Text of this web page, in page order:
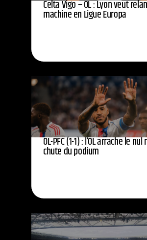
Celta Vigo – OL : Lyon veut
machine en Ligue Europa
OL-PFC (1-1) : l’OL arrache le
chute du podium